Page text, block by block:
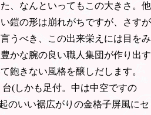
、なんといってもこの大きさ。他
鎧の形は崩れがちですが、さすが
うべき、この出来栄えには目をみ
かな腕の良い職人集団が作り出す
飽きない風格を醸しだします。
台(しかも足付。中は中空ですの
のいい裾広がりの金格子屏風にセ